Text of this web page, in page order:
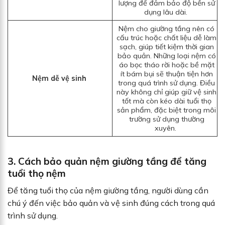
lượng để đảm bảo độ bền sử
dụng lâu dài.
Nệm dễ vệ sinh
Nệm cho giường tầng nên có
cấu trúc hoặc chất liệu dễ làm
sạch, giúp tiết kiệm thời gian
bảo quản. Những loại nệm có
áo bọc tháo rời hoặc bề mặt
ít bám bụi sẽ thuận tiện hơn
trong quá trình sử dụng. Điều
này không chỉ giúp giữ vệ sinh
tốt mà còn kéo dài tuổi thọ
sản phẩm, đặc biệt trong môi
trường sử dụng thường
xuyên.
3. Cách bảo quản nệm giường tầng để tăng
tuổi thọ nệm
Để tăng tuổi thọ của nệm giường tầng, người dùng cần
chú ý đến việc bảo quản và vệ sinh đúng cách trong quá
trình sử dụng.